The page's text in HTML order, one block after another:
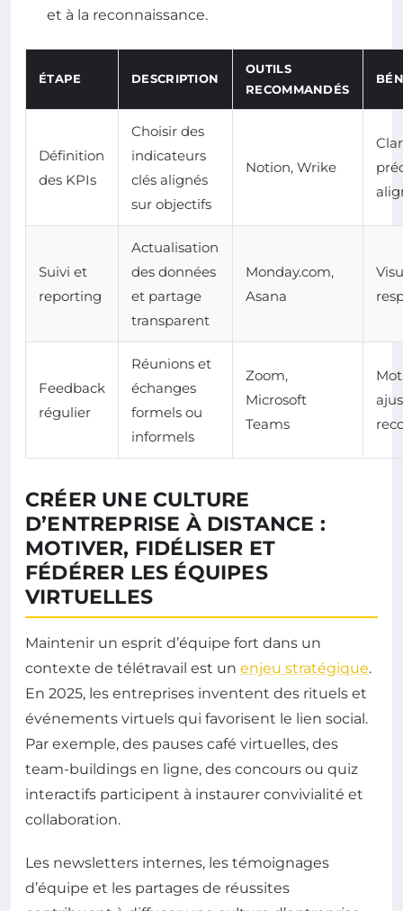
et à la reconnaissance.
ÉTAPE DESCRIPTION
OUTILS
RECOMMANDÉS
Définition
des KPIs
Choisir des
indicateurs
clés alignés
sur objectifs
Notion, Wrike
Suivi et
reporting
Actualisation
des données
et partage
transparent
Monday.com,
Asana
Feedback
régulier
Réunions et
échanges
formels ou
informels
Zoom,
Microsoft
Teams
CRÉER UNE CULTURE
D’ENTREPRISE À DISTANCE :
MOTIVER, FIDÉLISER ET
FÉDÉRER LES ÉQUIPES
VIRTUELLES
Maintenir un esprit d’équipe fort dans un
contexte de télétravail est un enjeu stratégique.
En 2025, les entreprises inventent des rituels et
événements virtuels qui favorisent le lien social.
Par exemple, des pauses café virtuelles, des
team-buildings en ligne, des concours ou quiz
interactifs participent à instaurer convivialité et
collaboration.
Les newsletters internes, les témoignages
d’équipe et les partages de réussites